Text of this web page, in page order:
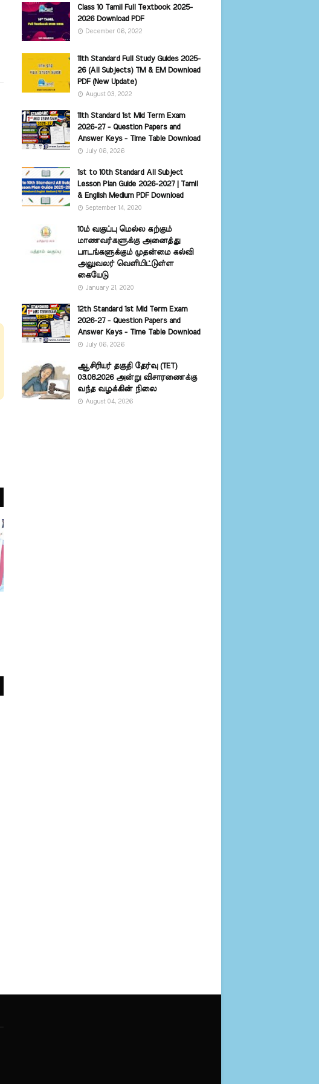
Class 10 Tamil Full Textbook 2025-
2026 Download PDF
December 06, 2022
11th Standard Full Study Guides 2025-
26 (All Subjects) TM & EM Download
PDF (New Update)
August 03, 2022
11th Standard 1st Mid Term Exam
2026-27 - Question Papers and
Answer Keys - Time Table Download
July 06, 2026
1st to 10th Standard All Subject
Lesson Plan Guide 2026-2027 | Tamil
& English Medium PDF Download
September 14, 2020
10ம் வகுப்பு மெல்ல கற்கும்
மாணவர்களுக்கு அனைத்து
பாடங்களுக்கும் முதன்மை கல்வி
அலுவலர் வெளியிட்டுள்ள
கையேடு
January 21, 2020
12th Standard 1st Mid Term Exam
2026-27 - Question Papers and
Answer Keys - Time Table Download
July 06, 2026
ஆசிரியர் தகுதி தேர்வு (TET)
03.08.2026 அன்று விசாரணைக்கு
வந்த வழக்கின் நிலை
August 04, 2026